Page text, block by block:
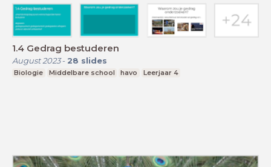
1.4 Gedrag bestuderen
August 2023- 28 slides
Biologie Middelbare school havo Leerjaar 4